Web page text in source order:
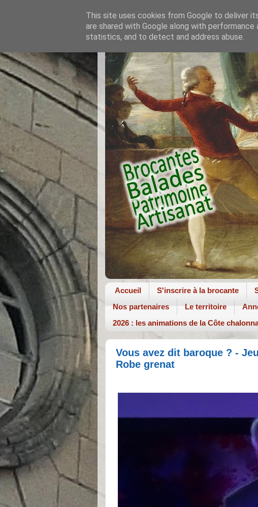
Accueil S'inscrire à la brocante
Nos partenaires
Le territoire
2026 : les animations de la Côte
Vous avez dit baroque ? -
Robe grenat
This site uses cookies from Google to deliver
are shared with Google along with
statistics, and to detect and address abuse.